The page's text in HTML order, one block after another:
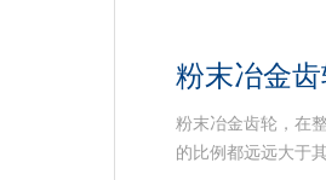
粉末冶金
粉末冶金齿轮，在
的比例都远远大于